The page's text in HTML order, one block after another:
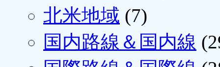
北米地域 (7)
国内路線＆国内線